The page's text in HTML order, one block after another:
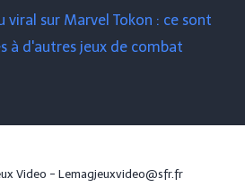
viral sur Marvel Tokon : ce sont
à d'autres jeux de combat
Video - Lemagjeuxvideo@sfr.fr